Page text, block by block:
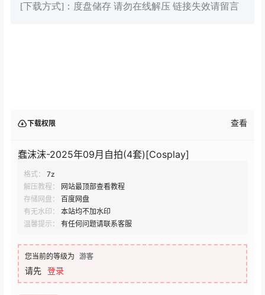
[下载方式]：度盘储存 请勿在线解压 链接失效请留言
下载权限 查看
蠢沫沫-2025年09月自拍(4套)[Cosplay]
格式：
7z
解压教程：
网站最顶部查看教程
存储网盘：
百度网盘
有无水印：
本站均不加水印
温馨提示：
有任何问题请联系客服
您当前的等级为 游客
请先 登录